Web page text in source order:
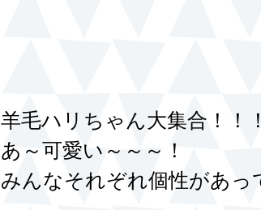
羊毛ハリちゃん大集合！！！
あ～可愛い～～～！
みんなそれぞれ個性があっ